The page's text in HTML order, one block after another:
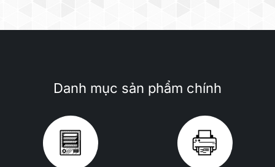
Danh mục sản phẩm chính